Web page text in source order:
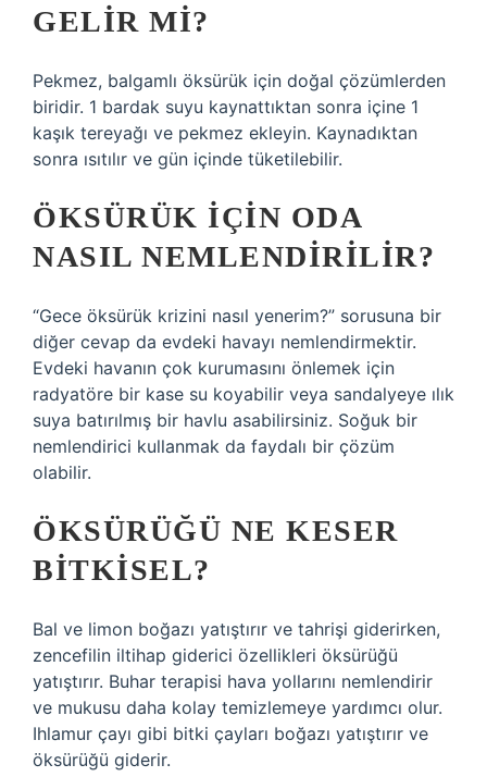
GELIR MI?
Pekmez, balgamlı öksürük için doğal çözümlerden
biridir. 1 bardak suyu kaynattıktan sonra içine 1
kaşık tereyağı ve pekmez ekleyin. Kaynadıktan
sonra ısıtılır ve gün içinde tüketilebilir.
ÖKSÜRÜK IÇIN ODA
NASIL NEMLENDIRILIR?
“Gece öksürük krizini nasıl yenerim?” sorusuna bir
diğer cevap da evdeki havayı nemlendirmektir.
Evdeki havanın çok kurumasını önlemek için
radyatöre bir kase su koyabilir veya sandalyeye ılık
suya batırılmış bir havlu asabilirsiniz. Soğuk bir
nemlendirici kullanmak da faydalı bir çözüm
olabilir.
ÖKSÜRÜĞÜ NE KESER
BITKISEL?
Bal ve limon boğazı yatıştırır ve tahrişi giderirken,
zencefilin iltihap giderici özellikleri öksürüğü
yatıştırır. Buhar terapisi hava yollarını nemlendirir
ve mukusu daha kolay temizlemeye yardımcı olur.
Ihlamur çayı gibi bitki çayları boğazı yatıştırır ve
öksürüğü giderir.